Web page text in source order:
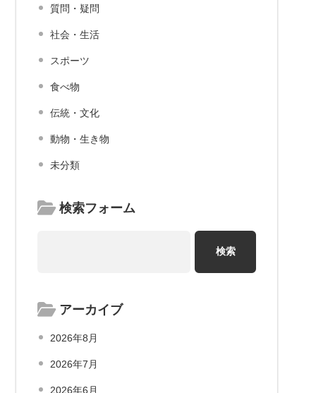
質問・疑問
社会・生活
スポーツ
食べ物
伝統・文化
動物・生き物
未分類
検索フォーム
アーカイブ
2026年8月
2026年7月
2026年6月